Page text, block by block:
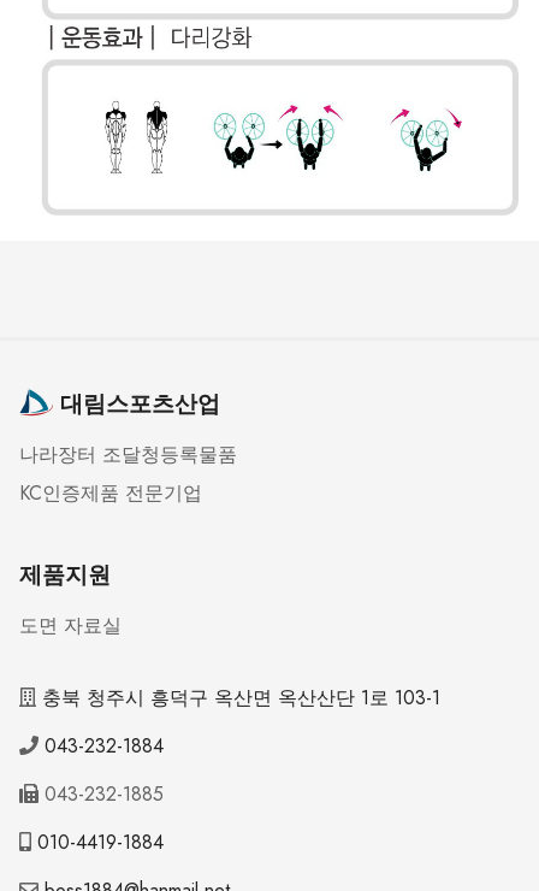
대림스포츠산업
나라장터 조달청등록물품
KC인증제품 전문기업
제품지원
도면 자료실
충북 청주시 흥덕구 옥산면 옥산산단 1로 103-1
043-232-1884
043-232-1885
010-4419-1884